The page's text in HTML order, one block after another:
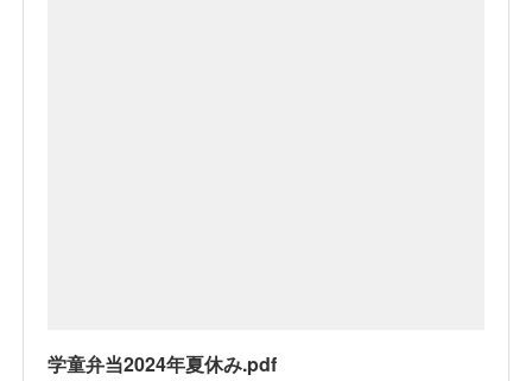
学童弁当2024年夏休み.pdf